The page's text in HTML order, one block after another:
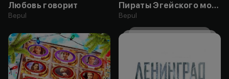
Любовь говорит
Bepul
Пираты Эгейского моря
Bepul